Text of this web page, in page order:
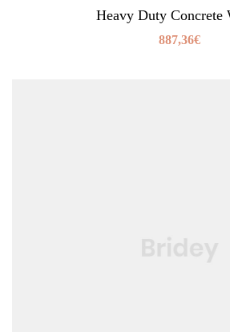
Heavy Duty Concrete
887,36€